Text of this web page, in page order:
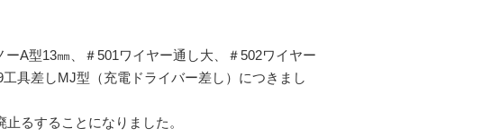
A型13㎜、＃501ワイヤー通し大、＃502ワイヤー
具差しMJ型（充電ドライバー差し）につきまし
るすることになりました。